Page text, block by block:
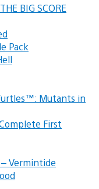
BIG SCORE
Pack
Mutants in
First
Vermintide